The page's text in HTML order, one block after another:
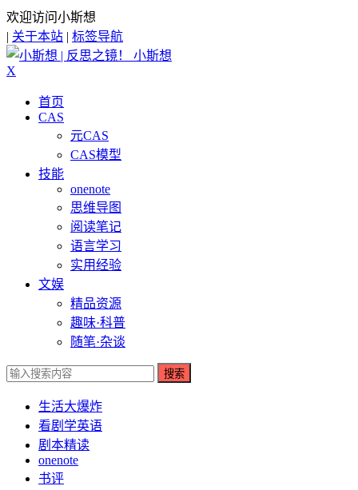
欢迎访问小斯想
| 关于本站 | 标签导航
小斯想
X
首页
CAS
元CAS
CAS模型
技能
onenote
思维导图
阅读笔记
语言学习
实用经验
文娱
精品资源
趣味·科普
随笔·杂谈
搜索
生活大爆炸
看剧学英语
剧本精读
onenote
书评